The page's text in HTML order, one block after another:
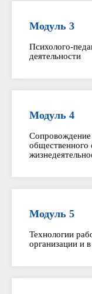
Модуль 3
Психолого-
деятельности
Модуль 4
Сопровождение
общественного
Модуль 5
Технологии
организации и